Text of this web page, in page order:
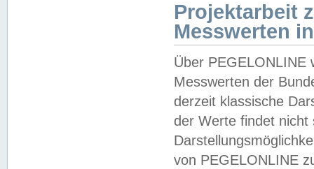
Projektarbeit
Messwerten
Über PEGELONLINE
Messwerten der
derzeit klassische
der Werte findet
von PEGELONLINE